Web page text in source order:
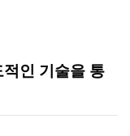
인 기술을 통